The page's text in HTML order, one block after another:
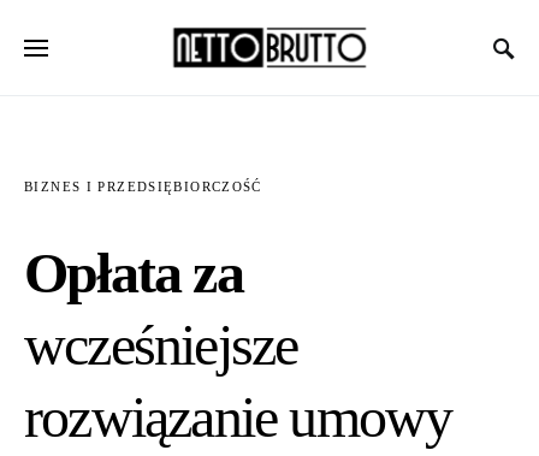
BIZNES I PRZEDSIĘBIORCZOŚĆ
Opłata za
wcześniejsze
rozwiązanie umowy